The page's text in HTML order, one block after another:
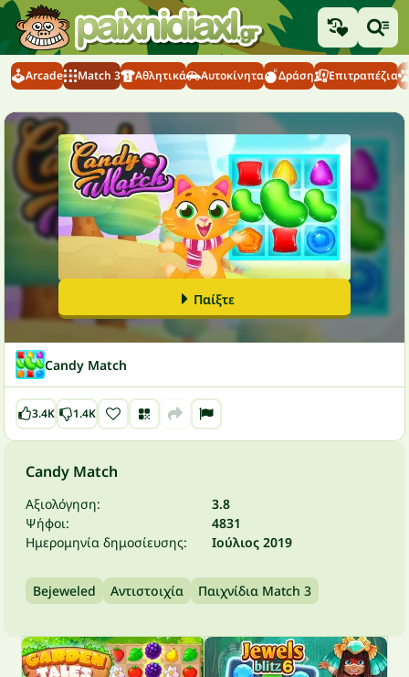
Arcade Match 3 Αθλητικά Αυτοκίνητα Δράση Επιτραπέζια
Παίξτε
Candy Match
3.4K 1.4K
Candy Match
Αξιολόγηση:
3.8
Ψήφοι:
4831
Ημερομηνία δημοσίευσης:
Ιούλιος 2019
Bejeweled Αντιστοιχία Παιχνίδια Match 3